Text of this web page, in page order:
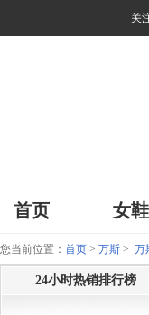
关
首页 女鞋
您当前位置： 首页 > 万斯 > 万
24小时热销排行榜